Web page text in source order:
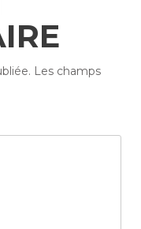
Les champs